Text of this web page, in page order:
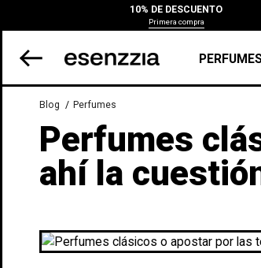
10% DE DESCUENTO
Primera compra
Blog Perfumes
Perfumes
ahí la